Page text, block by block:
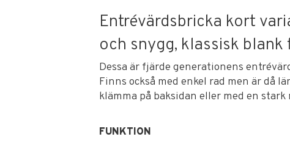
Entrévärdsbricka kort
och snygg, klassisk blank
Dessa är fjärde generationens
Finns också med enkel rad men är då
klämma på baksidan eller med en
FUNKTION